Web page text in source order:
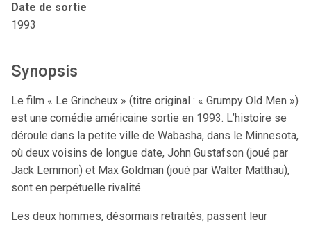
Date de sortie
1993
Synopsis
Le film « Le Grincheux » (titre original : « Grumpy Old Men »)
est une comédie américaine sortie en 1993. L’histoire se
déroule dans la petite ville de Wabasha, dans le Minnesota,
où deux voisins de longue date, John Gustafson (joué par
Jack Lemmon) et Max Goldman (joué par Walter Matthau),
sont en perpétuelle rivalité.
Les deux hommes, désormais retraités, passent leur